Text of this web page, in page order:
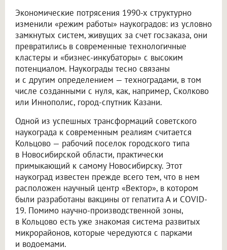
Экономические потрясения 1990-х структурно
изменили «режим работы» наукоградов: из условно
замкнутых систем, живущих за счет госзаказа, они
превратились в современные технологичные
кластеры и «бизнес-инкубаторы» с высоким
потенциалом. Наукограды тесно связаны
и с другим определением — техноградами, в том
числе созданными с нуля, как, например, Сколково
или Иннополис, город-спутник Казани.
Одной из успешных трансформаций советского
наукограда к современным реалиям считается
Кольцово — рабочий поселок городского типа
в Новосибирской области, практически
примыкающий к самому Новосибирску. Этот
наукоград известен прежде всего тем, что в нем
расположен научный центр «Вектор», в котором
были разработаны вакцины от гепатита А и COVID-
19. Помимо научно-производственной зоны,
в Кольцово есть уже знакомая система развитых
микрорайонов, которые чередуются с парками
и водоемами.